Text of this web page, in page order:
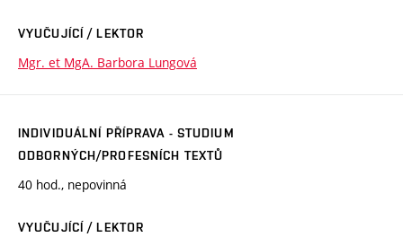
VYUČUJÍCÍ / LEKTOR
Mgr. et MgA. Barbora Lungová
INDIVIDUÁLNÍ PŘÍPRAVA - STUDIUM
ODBORNÝCH/PROFESNÍCH TEXTŮ
40 hod., nepovinná
VYUČUJÍCÍ / LEKTOR